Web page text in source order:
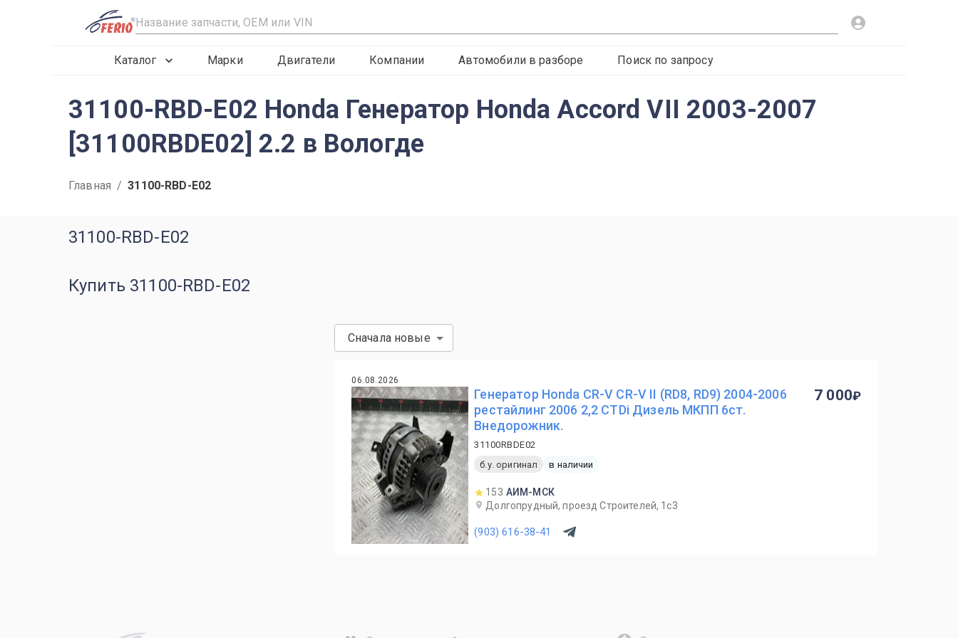
R
Каталог Марки Двигатели Компании Автомобили в разборе Поиск по запросу
31100-RBD-E02 Honda Генератор Honda Accord VII 2003-2007
[31100RBDE02] 2.2 в Вологде
Главная / 31100-RBD-E02
31100-RBD-E02
Купить 31100-RBD-E02
Сначала новые
06.08.2026
Генератор Honda CR-V CR-V II (RD8, RD9) 2004-2006
рестайлинг 2006 2,2 СTDi Дизель МКПП 6ст.
Внедорожник.
31100RBDE02
б.у. оригинал
в наличии
153 АИМ-МСК
Долгопрудный, проезд Строителей, 1с3
(903) 616-38-41
7 000